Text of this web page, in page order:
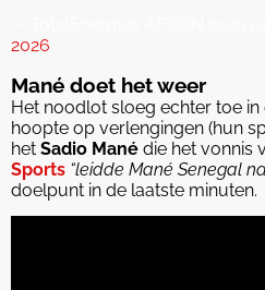
2026
Mané doet het weer
Het noodlot sloeg echter toe
hoopte op verlengingen (hun
het Sadio Mané die het vonnis
Sports “leidde Mané Senegal
doelpunt in de laatste minuten.